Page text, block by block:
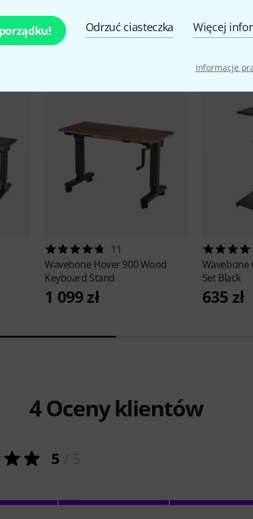
Odrzuć ciasteczka Więcej
Informacje
i pasujące produkty
11
Wavebone Hover 900 Wood
Keyboard Stand
1 099 zł
Wavebone
Set Black
635 zł
4Oceny klientów
5